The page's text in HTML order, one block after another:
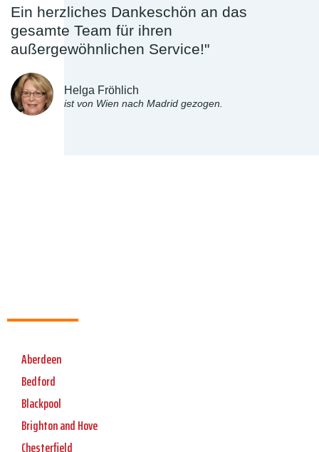
Ein herzliches Dankeschön an das
gesamte Team für ihren
außergewöhnlichen Service!"
Helga Fröhlich
ist von Wien nach Madrid gezogen.
Aberdeen
Bedford
Blackpool
Brighton and Hove
Chesterfield